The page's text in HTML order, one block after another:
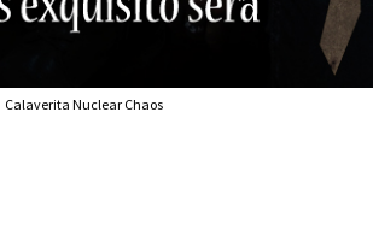
Calaverita Nuclear Chaos